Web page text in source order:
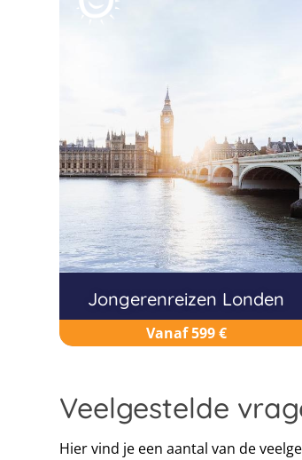
Jongerenreizen Londen
Vanaf 599 €
Veelgestelde
Hier vind je een aantal van de